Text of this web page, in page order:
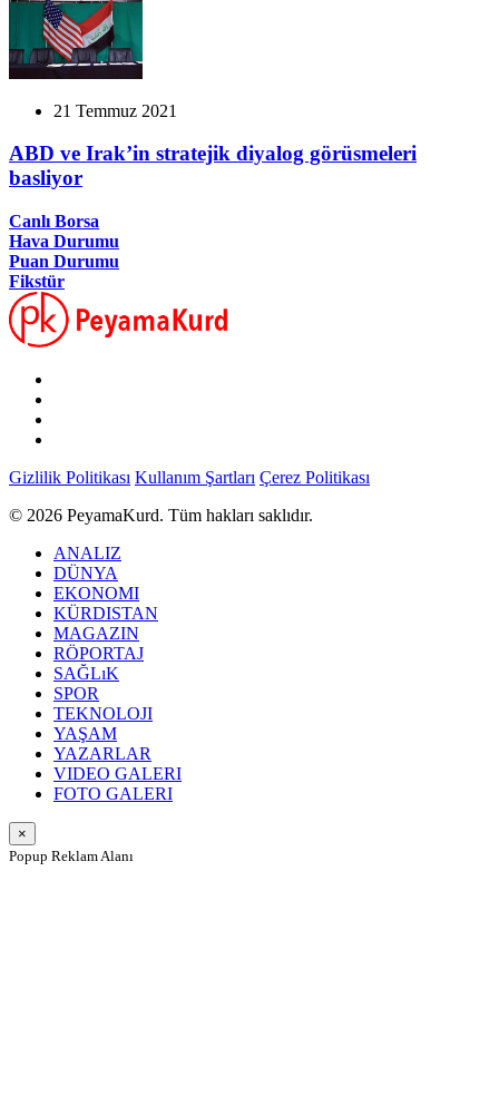
21 Temmuz 2021
ABD ve Irak’in stratejik diyalog görüsmeleri
basliyor
Canlı Borsa
Hava Durumu
Puan Durumu
Fikstür
Gizlilik Politikası Kullanım Şartları Çerez Politikası
© 2026 PeyamaKurd. Tüm hakları saklıdır.
ANALIZ
DÜNYA
EKONOMI
KÜRDISTAN
MAGAZIN
RÖPORTAJ
SAĞLıK
SPOR
TEKNOLOJI
YAŞAM
YAZARLAR
VIDEO GALERI
FOTO GALERI
×
Popup Reklam Alanı